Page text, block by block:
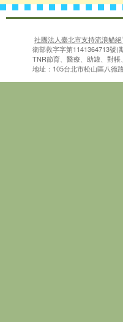
社團法人臺北市支持流浪貓
衛部救字字第1141364713號(
TNR節育、醫療、助罐、對
地址：105台北市松山區八德